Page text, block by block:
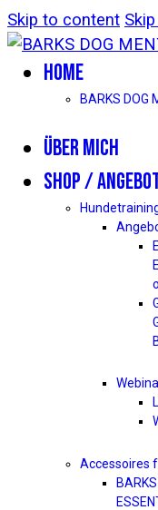
Skip to content
HOME
BARKS DOG
ÜBER MICH
SHOP /
Accessoires